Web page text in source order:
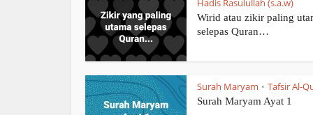
Hadis Rasulullah (s.a.w)
Wirid atau zikir paling
selepas Quran…
Surah Maryam • Tafsir Al-
Surah Maryam Ayat 1